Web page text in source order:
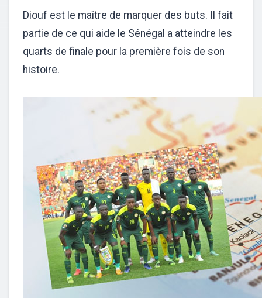
Diouf est le maître de marquer des buts. Il fait
partie de ce qui aide le Sénégal a atteindre les
quarts de finale pour la première fois de son
histoire.